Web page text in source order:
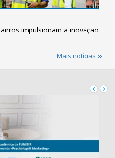
impulsionam a inovação
Mais notícias